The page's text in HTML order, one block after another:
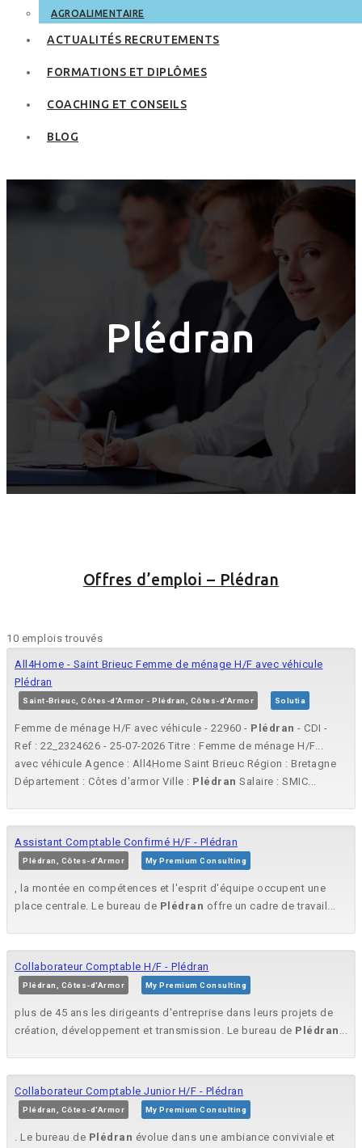
AGROALIMENTAIRE
ACTUALITÉS RECRUTEMENTS
FORMATIONS ET DIPLÔMES
COACHING ET CONSEILS
BLOG
Plédran
Offres d’emploi – Plédran
10 emplois trouvés
All4Home - Saint Brieuc Femme de ménage H/F avec véhicule
Plédran
Saint-Brieuc, Côtes-d'Armor - Plédran, Côtes-d'Armor Solutia
Femme de ménage H/F avec véhicule - 22960 - Plédran - CDI -
Ref : 22_2324626 - 25-07-2026 Titre : Femme de ménage H/F...
avec véhicule Agence : All4Home Saint Brieuc Région : Bretagne
Département : Côtes d'armor Ville : Plédran Salaire : SMIC...
Assistant Comptable Confirmé H/F - Plédran
Plédran, Côtes-d'Armor My Premium Consulting
, la montée en compétences et l'esprit d'équipe occupent une
place centrale. Le bureau de Plédran offre un cadre de travail...
Collaborateur Comptable H/F - Plédran
Plédran, Côtes-d'Armor My Premium Consulting
plus de 45 ans les dirigeants d'entreprise dans leurs projets de
création, développement et transmission. Le bureau de Plédran ...
Collaborateur Comptable Junior H/F - Plédran
Plédran, Côtes-d'Armor My Premium Consulting
. Le bureau de Plédran évolue dans une ambiance conviviale et